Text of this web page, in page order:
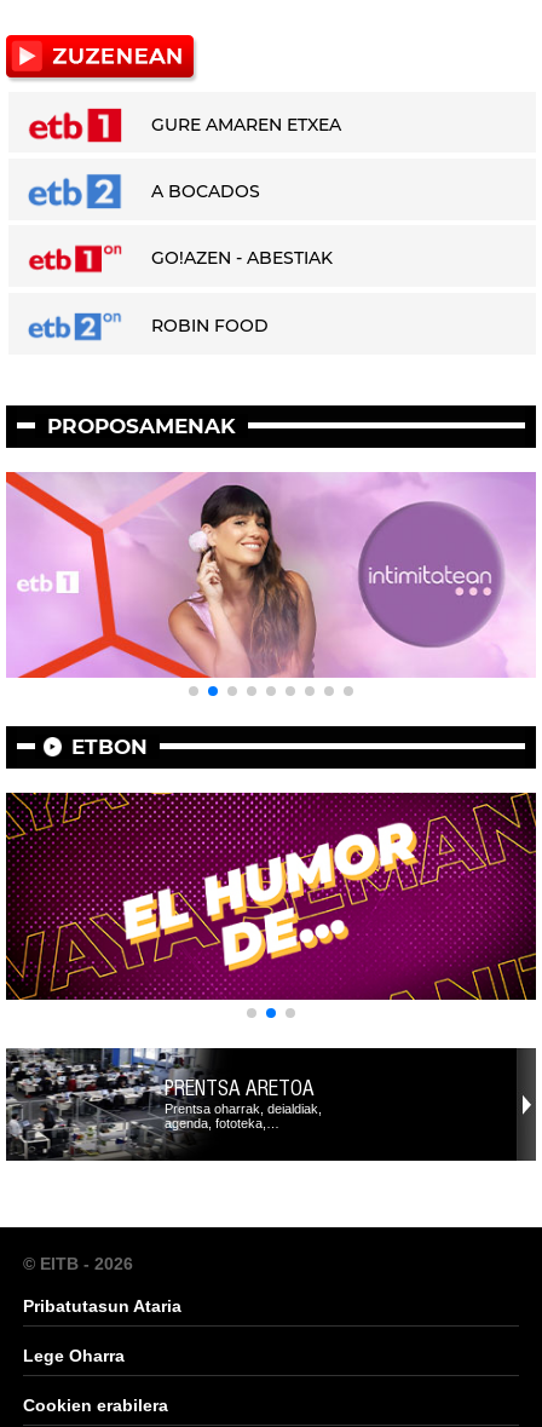
GURE AMAREN ETXEA
A BOCADOS
GO!AZEN - ABESTIAK
ROBIN FOOD
PROPOSAMENAK
ETBON
PRENTSA ARETOA
Prentsa oharrak, deialdiak,
agenda, fototeka,…
© EITB - 2026
Pribatutasun Ataria
Lege Oharra
Cookien erabilera